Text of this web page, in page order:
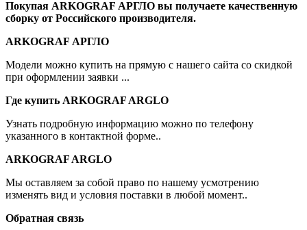
Покупая ARKOGRAF АРГЛО вы получаете качественную
сборку от Российского производителя.
ARKOGRAF АРГЛО
Модели можно купить на прямую с нашего сайта со скидкой
при оформлении заявки ...
Где купить ARKOGRAF ARGLO
Узнать подробную информацию можно по телефону
указанного в контактной форме..
ARKOGRAF ARGLO
Мы оставляем за собой право по нашему усмотрению
изменять вид и условия поставки в любой момент..
Обратная связь